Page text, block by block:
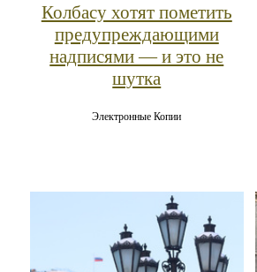
Колбасу хотят пометить
предупреждающими
надписями — и это не
шутка
Электронные Копии